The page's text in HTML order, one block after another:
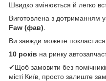
Швидко змінюється й легко
Виготовлена з дотриманням
Faw (фав)
Ви завжди можете
10 років на ринку
✔Щоб замовити без
місті Київ, просто залиште